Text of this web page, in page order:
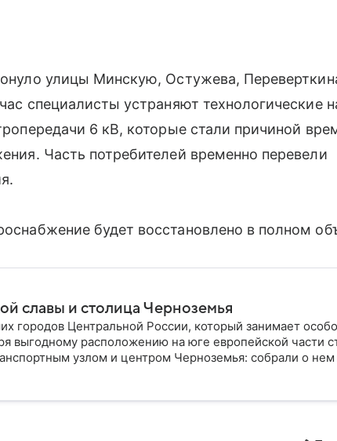
улицы Минскую, Остужева,
специалисты устраняют технологические
6 кВ, которые стали причиной
Часть потребителей временно перевели
будет восстановлено в полном
славы и столица Черноземья
городов Центральной России, который занимает
выгодному расположению на юге европейской части
узлом и центром Черноземья: собрали о нем